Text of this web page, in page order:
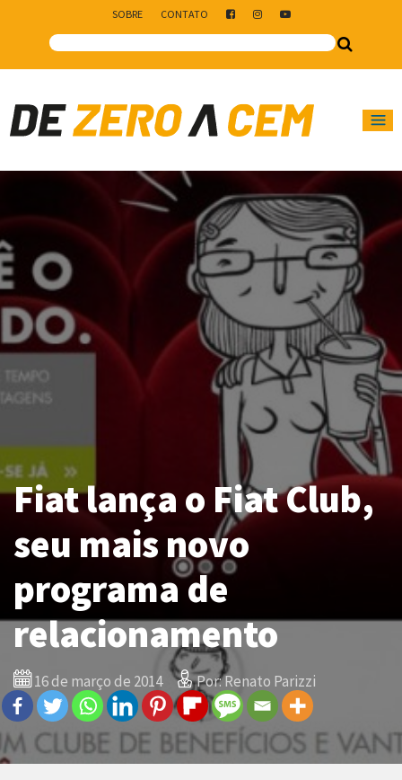
SOBRE CONTATO
Main Navigation
Fiat lança o Fiat Club,
seu mais novo
programa de
relacionamento
16 de março de 2014 Por: Renato Parizzi